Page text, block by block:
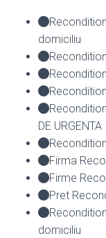
domiciliu
DE URGENTA
Firma
Firme
Pret
domiciliu